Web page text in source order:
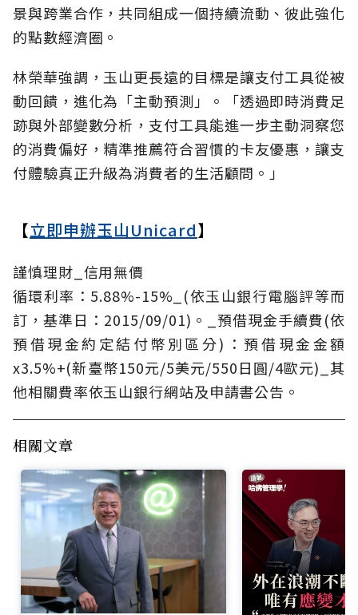
景與跨業合作，共同組成一個持續流動、彼此強化
的點數經濟圈。
林榮華強調，玉山更長遠的目標是讓支付工具從被
動回饋，進化為「主動預測」。「透過即時消費足
跡與外部變數分析，支付工具能進一步主動洞察您
的消費偏好，精準推薦符合習慣的卡友優惠，讓支
付體驗真正升級為消費者的生活顧問。」
【立即申辦玉山Unicard】
謹慎理財_信用無價
循環利率：5.88%-15%_(依玉山銀行電腦評等而
訂，基準日：2015/09/01)。_預借現金手續費(依
預借現金約定結付幣別區分)：預借現金金額
x3.5%+(新臺幣150元/5美元/550日圓/4歐元)_其
他相關費率依玉山銀行網站及申請書公告。
相關文章